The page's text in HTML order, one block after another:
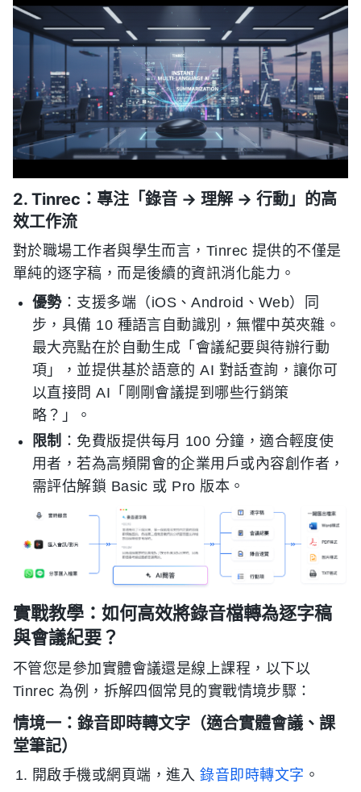
2. Tinrec：專注「錄音 → 理解 → 行動」的高
效工作流
對於職場工作者與學生而言，Tinrec 提供的不僅是
單純的逐字稿，而是後續的資訊消化能力。
優勢：支援多端（iOS、Android、Web）同
步，具備 10 種語言自動識別，無懼中英夾雜。
最大亮點在於自動生成「會議紀要與待辦行動
項」，並提供基於語意的 AI 對話查詢，讓你可
以直接問 AI「剛剛會議提到哪些行銷策
略？」。
限制 ：免費版提供每月 100 分鐘，適合輕度使
用者，若為高頻開會的企業用戶或內容創作者，
需評估解鎖 Basic 或 Pro 版本。
實戰教學：如何高效將錄音檔轉為逐字稿
與會議紀要？
不管您是參加實體會議還是線上課程，以下以
Tinrec 為例，拆解四個常見的實戰情境步驟：
情境一：錄音即時轉文字（適合實體會議、課
堂筆記）
開啟手機或網頁端，進入錄音即時轉文字 。